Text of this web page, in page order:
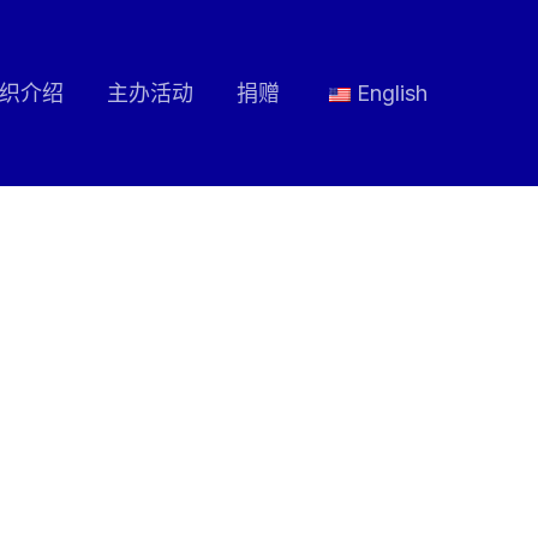
介绍 主办活动 捐赠 English